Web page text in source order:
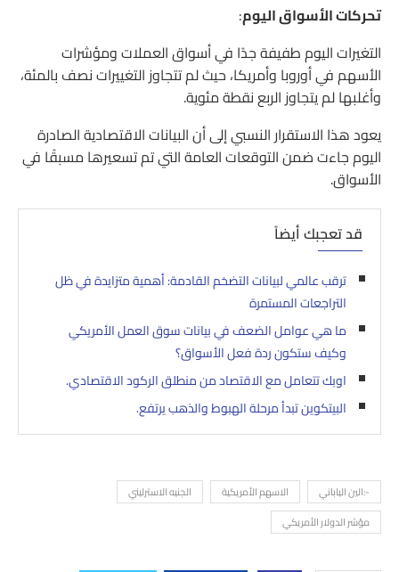
تحركات الأسواق اليوم:
التغيرات اليوم طفيفة جدًا في أسواق العملات ومؤشرات
الأسهم في أوروبا وأمريكا، حيث لم تتجاوز التغييرات نصف بالمئة،
وأغلبها لم يتجاوز الربع نقطة مئوية.
يعود هذا الاستقرار النسبي إلى أن البيانات الاقتصادية الصادرة
اليوم جاءت ضمن التوقعات العامة التي تم تسعيرها مسبقًا في
الأسواق.
قد تعجبك أيضاً
ترقب عالمي لبيانات التضخم القادمة: أهمية متزايدة في ظل
التراجعات المستمرة
ما هي عوامل الضعف في بيانات سوق العمل الأمريكي
وكيف ستكون ردة فعل الأسواق؟
اوبك تتعامل مع الاقتصاد من منطلق الركود الاقتصادي.
البيتكوين تبدأ مرحلة الهبوط والذهب يرتفع.
-:الين الياباني الاسهم الأمريكية
الجنيه الاسترليني
مؤشر الدولار الأمريكي